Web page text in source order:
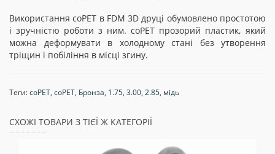
Використання coPET в FDM 3D друці обумовлено простотою
і зручністю роботи з ним. coPET прозорий пластик, який
можна деформувати в холодному стані без утворення
тріщин і побіління в місці згину.
Теги:соРЕТ, coPET, Бронза, 1.75, 3.00, 2.85, мідь
СХОЖІ ТОВАРИ З ТІЄЇ Ж КАТЕГОРІЇ